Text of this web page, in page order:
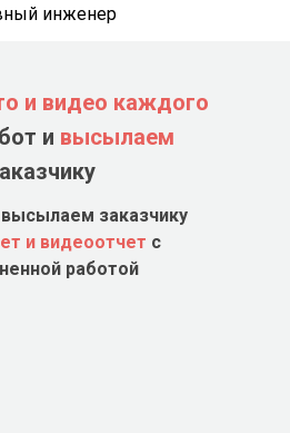
инженер
и видео каждого
и высылаем
заказчику
и видеоотчет с
работой